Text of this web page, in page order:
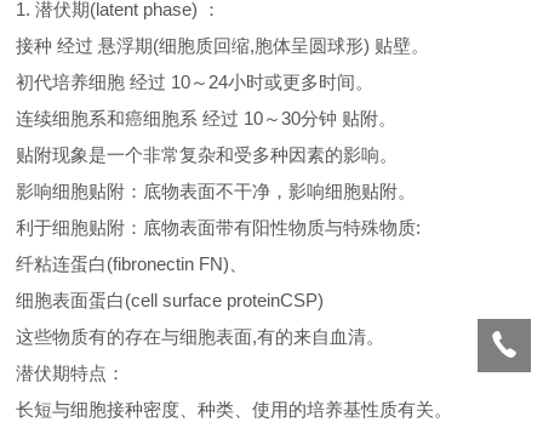
1. 潜伏期(latent phase) ：
接种 经过 悬浮期(细胞质回缩,胞体呈圆球形) 贴壁。
初代培养细胞 经过 10～24小时或更多时间。
连续细胞系和癌细胞系 经过 10～30分钟 贴附。
贴附现象是一个非常复杂和受多种因素的影响。
影响细胞贴附：底物表面不干净，影响细胞贴附。
利于细胞贴附：底物表面带有阳性物质与特殊物质:
纤粘连蛋白(fibronectin FN)、
细胞表面蛋白(cell surface proteinCSP)
这些物质有的存在与细胞表面,有的来自血清。
潜伏期特点：
长短与细胞接种密度、种类、使用的培养基性质有关。